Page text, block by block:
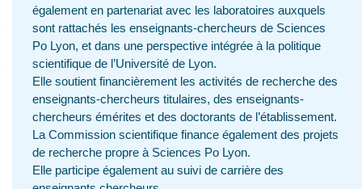
également en partenariat avec les laboratoires auxquels
sont rattachés les enseignants-chercheurs de Sciences
Po Lyon, et dans une perspective intégrée à la politique
scientifique de l’Université de Lyon.
Elle soutient financièrement les activités de recherche des
enseignants-chercheurs titulaires, des enseignants-
chercheurs émérites et des doctorants de l’établissement.
La Commission scientifique finance également des projets
de recherche propre à Sciences Po Lyon.
Elle participe également au suivi de carrière des